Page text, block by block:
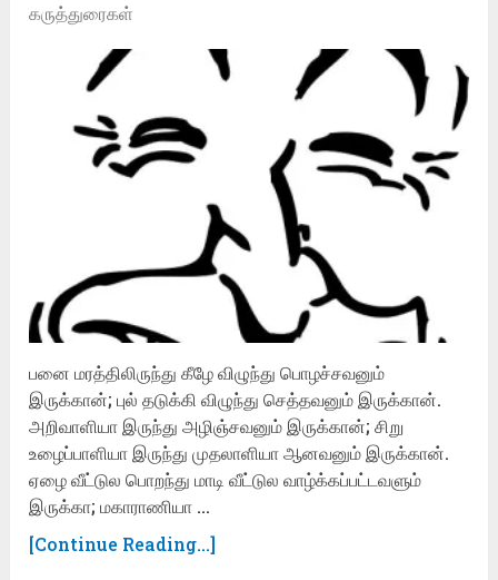
கருத்துரைகள்
பனை மரத்திலிருந்து கீழே விழுந்து பொழச்சவனும்
இருக்கான்; புல் தடுக்கி விழுந்து செத்தவனும் இருக்கான்.
அறிவாளியா இருந்து அழிஞ்சவனும் இருக்கான்; சிறு
உழைப்பாளியா இருந்து முதலாளியா ஆனவனும் இருக்கான்.
ஏழை வீட்டுல பொறந்து மாடி வீட்டுல வாழ்க்கப்பட்டவளும்
இருக்கா; மகாராணியா …
[Continue Reading...]